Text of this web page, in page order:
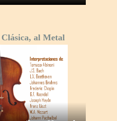
al Metal